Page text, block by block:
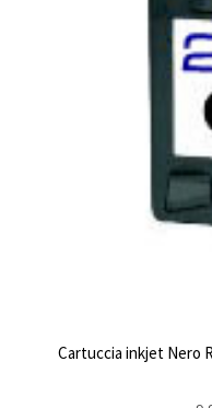
Cartuccia inkjet Nero